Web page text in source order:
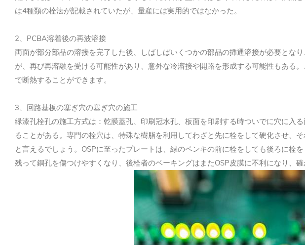
は4種類の栓法が記載されていたが、量産には実用的ではなかった。
2、PCBA溶着後の再波溶接
両面が部分部品の溶接を完了した後、しばしばいくつかの部品の挿通溶接が必要とな
が、再び再溶融を受ける可能性があり、意外な冷溶接や開路を形成する可能性もある
で断熱することができます。
3、回路基板の塞ぎ穴の塞ぎ穴の施工
緑漆孔栓孔の施工方式は：乾膜蓋孔、印刷冠水孔、板面を印刷する時ついでに穴に入
ることがある。専門の栓穴は、特殊な樹脂を利用してわざと先に栓をして硬化させ
と言えるでしょう。OSPに至ったプレートは、緑のペンキの前に栓をしても後ろに
残って銅孔を傷つけやすくなり、後栓者のベーキングはまたOSP皮膜に不利になり、確